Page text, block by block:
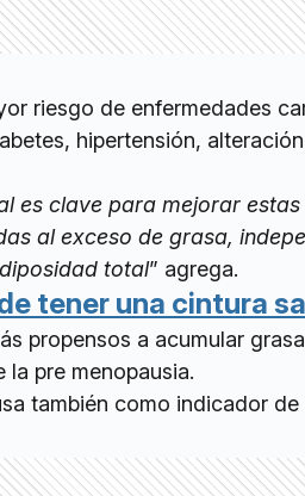
riesgo de enfermedades
hipertensión,
es clave para mejorar
al exceso de grasa,
total” agrega.
tener una cintura
propensos a acumular
pre menopausia.
también como indicador